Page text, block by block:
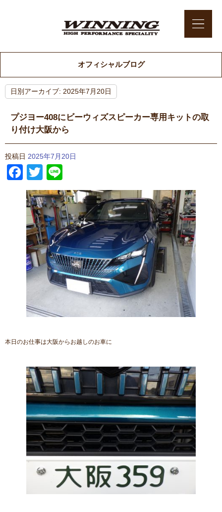
オフィシャルブログ
日別アーカイブ: 2025年7月20日
プジヨー408にビーウィズスピーカー専用キットの取
り付け大阪から
投稿日 2025年7月20日
Facebook
Twitter
本日のお仕事は大阪からお越しのお車に